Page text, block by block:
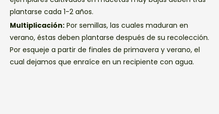
plantarse cada 1-2 años.
Multiplicación: Por semillas, las cuales maduran en
verano, éstas deben plantarse después de su recolección.
Por esqueje a partir de finales de primavera y verano, el
cual dejamos que enraíce en un recipiente con agua.